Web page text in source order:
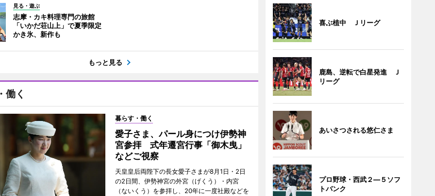
見る・遊ぶ
志摩・カキ料理専門の旅館
「いかだ荘山上」で夏季限定
かき氷、新作も
もっと見る
働く
暮らす・働く
愛子さま、パール身につけ伊勢神
宮参拝 式年遷宮行事「御木曳」
などご視察
天皇皇后両陛下の長女愛子さまが8月1日・2日
の2日間、伊勢神宮の外宮（げくう）・内宮
（ないくう）を参拝し、20年に一度社殿などを
喜ぶ植中 Ｊリーグ
鹿島、逆転で白星発進 Ｊ
リーグ
あいさつされる悠仁さま
プロ野球・西武２―５ソフ
トバンク